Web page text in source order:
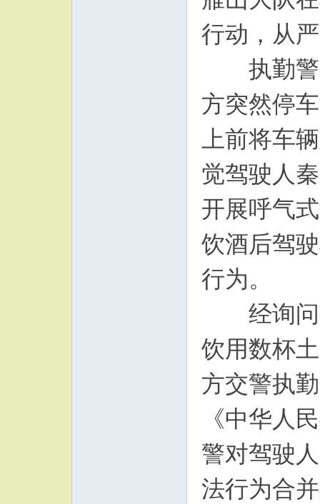
行动，从
执勤警
方突然停
上前将车
觉驾驶人
开展呼气
饮酒后驾
行为。
经询问
饮用数杯
方交警执
《中华人
警对驾驶
法行为合